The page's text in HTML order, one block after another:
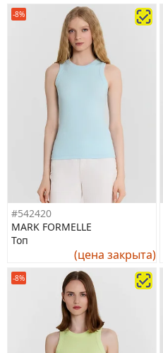
-8%
#542420
MARK FORMELLE
Топ
(цена закрыта)
-8%